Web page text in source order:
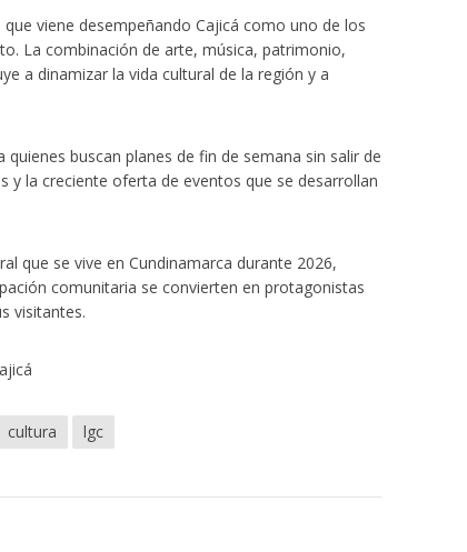
viene desempeñando Cajicá como uno de los
La combinación de arte, música, patrimonio,
a dinamizar la vida cultural de la región y a
buscan planes de fin de semana sin salir de
y la creciente oferta de eventos que se desarrollan
que se vive en Cundinamarca durante 2026,
comunitaria se convierten en protagonistas
visitantes.
cultura lgc